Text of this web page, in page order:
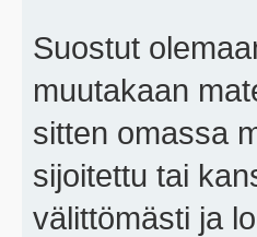
Suostut
muutakaan
sitten omassa
sijoitettu tai
välittömästi ja